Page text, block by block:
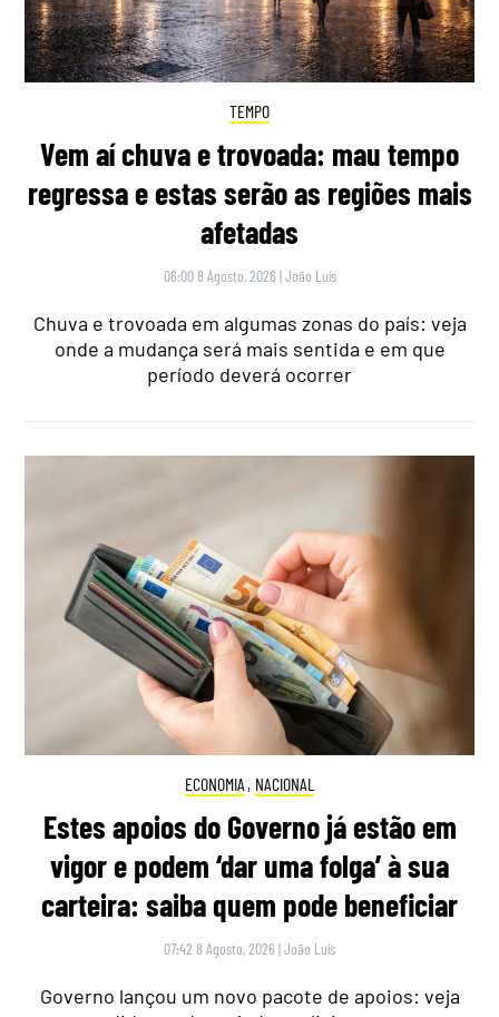
TEMPO
Vem aí chuva e trovoada: mau tempo
regressa e estas serão as regiões mais
afetadas
06:00 8 Agosto, 2026 |João Luís
Chuva e trovoada em algumas zonas do país: veja
onde a mudança será mais sentida e em que
período deverá ocorrer
ECONOMIA , NACIONAL
Estes apoios do Governo já estão em
vigor e podem ‘dar uma folga’ à sua
carteira: saiba quem pode beneficiar
07:42 8 Agosto, 2026 |João Luís
Governo lançou um novo pacote de apoios: veja